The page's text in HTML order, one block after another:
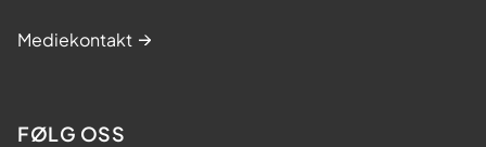
Mediekontakt
FØLG OSS